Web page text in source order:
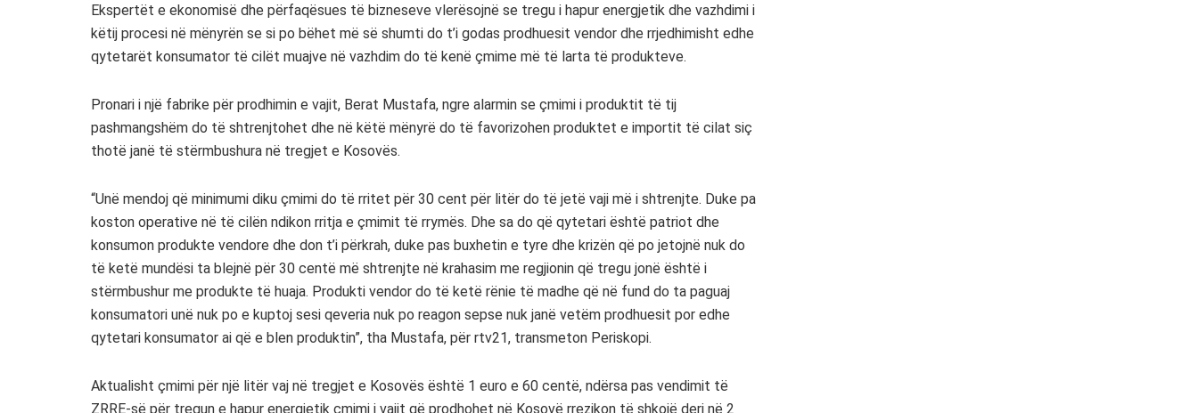
Ekspertët e ekonomisë dhe përfaqësues të bizneseve vlerësojnë se tregu i hapur energjetik dhe vazhdimi i
këtij procesi në mënyrën se si po bëhet më së shumti do t’i godas prodhuesit vendor dhe rrjedhimisht edhe
qytetarët konsumator të cilët muajve në vazhdim do të kenë çmime më të larta të produkteve.
Pronari i një fabrike për prodhimin e vajit, Berat Mustafa, ngre alarmin se çmimi i produktit të tij
pashmangshëm do të shtrenjtohet dhe në këtë mënyrë do të favorizohen produktet e importit të cilat siç
thotë janë të stërmbushura në tregjet e Kosovës.
“Unë mendoj që minimumi diku çmimi do të rritet për 30 cent për litër do të jetë vaji më i shtrenjte. Duke pa
koston operative në të cilën ndikon rritja e çmimit të rrymës. Dhe sa do që qytetari është patriot dhe
konsumon produkte vendore dhe don t’i përkrah, duke pas buxhetin e tyre dhe krizën që po jetojnë nuk do
të ketë mundësi ta blejnë për 30 centë më shtrenjte në krahasim me regjionin që tregu jonë është i
stërmbushur me produkte të huaja. Produkti vendor do të ketë rënie të madhe që në fund do ta paguaj
konsumatori unë nuk po e kuptoj sesi qeveria nuk po reagon sepse nuk janë vetëm prodhuesit por edhe
qytetari konsumator ai që e blen produktin”, tha Mustafa, për rtv21, transmeton Periskopi.
Aktualisht çmimi për një litër vaj në tregjet e Kosovës është 1 euro e 60 centë, ndërsa pas vendimit të
ZRRE-së për tregun e hapur energjetik çmimi i vajit që prodhohet në Kosovë rrezikon të shkojë deri në 2